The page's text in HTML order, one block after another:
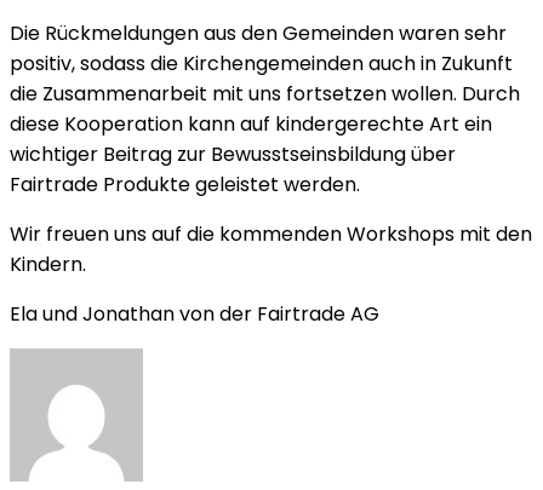
Die Rückmeldungen aus den Gemeinden waren sehr
positiv, sodass die Kirchengemeinden auch in Zukunft
die Zusammenarbeit mit uns fortsetzen wollen. Durch
diese Kooperation kann auf kindergerechte Art ein
wichtiger Beitrag zur Bewusstseinsbildung über
Fairtrade Produkte geleistet werden.
Wir freuen uns auf die kommenden Workshops mit den
Kindern.
Ela und Jonathan von der Fairtrade AG